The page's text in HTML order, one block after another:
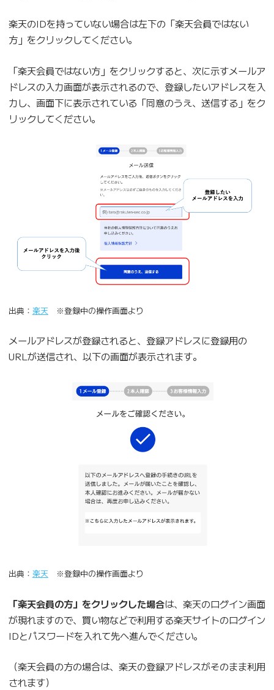
楽天のIDを持っていない場合は左下の「楽天会員ではない
方」をクリックしてください。
「楽天会員ではない方」をクリックすると、次に示すメールア
ドレスの入力画面が表示されるので、登録したいアドレスを入
力し、画面下に表示されている「同意のうえ、送信する」をク
リックしてください。
出典： 楽天 ※登録中の操作画面より
メールアドレスが登録されると、登録アドレスに登録用の
URLが送信され、以下の画面が表示されます。
出典： 楽天 ※登録中の操作画面より
「楽天会員の方」をクリックした場合は、楽天のログイン画面
が現れますので、買い物などで利用する楽天サイトのログイン
IDとパスワードを入れて先へ進んでください。
（楽天会員の方の場合は、楽天の登録アドレスがそのまま利用
されます）